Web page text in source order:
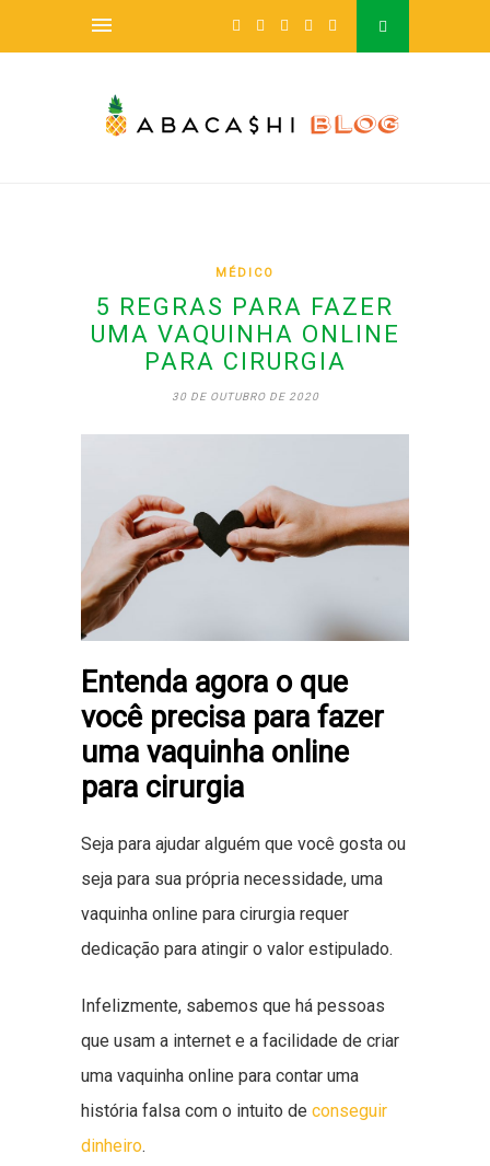
MÉDICO
5 REGRAS PARA FAZER
UMA VAQUINHA ONLINE
PARA CIRURGIA
30 DE OUTUBRO DE 2020
Entenda agora o que
você precisa para fazer
uma vaquinha online
para cirurgia
Seja para ajudar alguém que você gosta ou
seja para sua própria necessidade, uma
vaquinha online para cirurgia requer
dedicação para atingir o valor estipulado.
Infelizmente, sabemos que há pessoas
que usam a internet e a facilidade de criar
uma vaquinha online para contar uma
história falsa com o intuito de conseguir
dinheiro.